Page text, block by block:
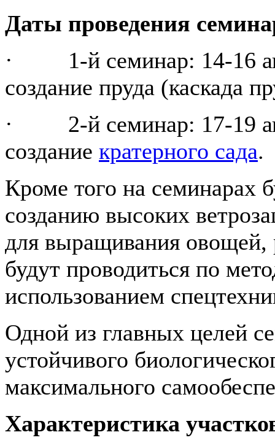
Даты проведения
· 1-й семинар: 14-16
создание пруда (каскада
· 2-й семинар: 17-19
создание кратерного сада.
Кроме того на семинарах
созданию высоких
для выращивания овощей,
будут проводиться по
использованием
Одной из главных целей
устойчивого
максимального
Характеристика